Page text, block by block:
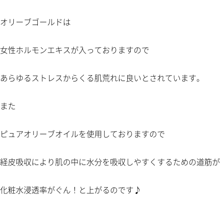
オリーブゴールドは
女性ホルモンエキスが入っておりますので
あらゆるストレスからくる肌荒れに良いとされています。
また
ピュアオリーブオイルを使用しておりますので
経皮吸収により肌の中に水分を吸収しやすくするための道筋
化粧水浸透率がぐん！と上がるのです♪